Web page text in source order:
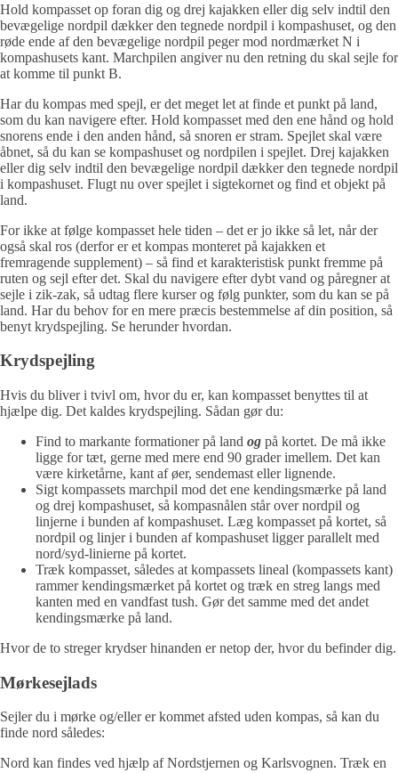
Hold kompasset op foran dig og drej kajakken eller dig selv indtil den
bevægelige nordpil dækker den tegnede nordpil i kompashuset, og den
røde ende af den bevægelige nordpil peger mod nordmærket N i
kompashusets kant. Marchpilen angiver nu den retning du skal sejle for
at komme til punkt B.
Har du kompas med spejl, er det meget let at finde et punkt på land,
som du kan navigere efter. Hold kompasset med den ene hånd og hold
snorens ende i den anden hånd, så snoren er stram. Spejlet skal være
åbnet, så du kan se kompashuset og nordpilen i spejlet. Drej kajakken
eller dig selv indtil den bevægelige nordpil dækker den tegnede nordpil
i kompashuset. Flugt nu over spejlet i sigtekornet og find et objekt på
land.
For ikke at følge kompasset hele tiden – det er jo ikke så let, når der
også skal ros (derfor er et kompas monteret på kajakken et
fremragende supplement) – så find et karakteristisk punkt fremme på
ruten og sejl efter det. Skal du navigere efter dybt vand og påregner at
sejle i zik-zak, så udtag flere kurser og følg punkter, som du kan se på
land. Har du behov for en mere præcis bestemmelse af din position, så
benyt krydspejling. Se herunder hvordan.
Krydspejling
Hvis du bliver i tvivl om, hvor du er, kan kompasset benyttes til at
hjælpe dig. Det kaldes krydspejling. Sådan gør du:
Find to markante formationer på land og på kortet. De må ikke
ligge for tæt, gerne med mere end 90 grader imellem. Det kan
være kirketårne, kant af øer, sendemast eller lignende.
Sigt kompassets marchpil mod det ene kendingsmærke på land
og drej kompashuset, så kompasnålen står over nordpil og
linjerne i bunden af kompashuset. Læg kompasset på kortet, så
nordpil og linjer i bunden af kompashuset ligger parallelt med
nord/syd-linierne på kortet.
Træk kompasset, således at kompassets lineal (kompassets kant)
rammer kendingsmærket på kortet og træk en streg langs med
kanten med en vandfast tush. Gør det samme med det andet
kendingsmærke på land.
Hvor de to streger krydser hinanden er netop der, hvor du befinder dig.
Mørkesejlads
Sejler du i mørke og/eller er kommet afsted uden kompas, så kan du
finde nord således:
Nord kan findes ved hjælp af Nordstjernen og Karlsvognen. Træk en